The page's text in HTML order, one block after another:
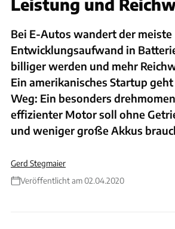
Bei E-Autos wandert der meiste
Entwicklungsaufwand in
billiger werden und mehr
Ein amerikanisches Startup
Weg: Ein besonders
effizienter Motor soll ohne
und weniger große Akkus
Gerd Stegmaier
Veröffentlicht am 02.04.2020